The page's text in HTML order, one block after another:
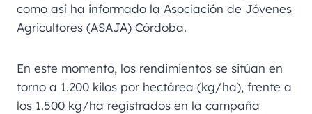
como así ha informado la Asociación de Jóvenes
Agricultores (ASAJA) Córdoba.
En este momento, los rendimientos se sitúan en
torno a 1.200 kilos por hectárea (kg/ha), frente a
los 1.500 kg/ha registrados en la campaña